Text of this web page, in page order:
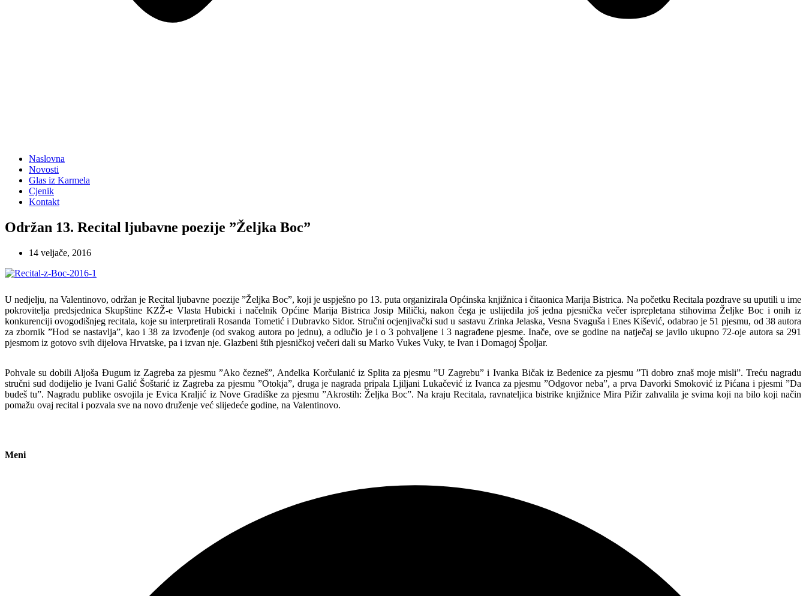
Naslovna
Novosti
Glas iz Karmela
Cjenik
Kontakt
Održan 13. Recital ljubavne poezije ”Željka Boc”
14 veljače, 2016
U nedjelju, na Valentinovo, održan je Recital ljubavne poezije ”Željka Boc”, koji je uspješno po 13. puta organizirala Općinska knjižnica i čitaonica Marija Bistrica. Na početku Recitala pozdrave su uputili u ime
pokrovitelja predsjednica Skupštine KZŽ-e Vlasta Hubicki i načelnik Općine Marija Bistrica Josip Milički, nakon čega je uslijedila još jedna pjesnička večer isprepletana stihovima Željke Boc i onih iz
konkurenciji ovogodišnjeg recitala, koje su interpretirali Rosanda Tometić i Dubravko Sidor. Stručni ocjenjivački sud u sastavu Zrinka Jelaska, Vesna Svaguša i Enes Kišević, odabrao je 51 pjesmu, od 38 autora
za zbornik ”Hod se nastavlja”, kao i 38 za izvođenje (od svakog autora po jednu), a odlučio je i o 3 pohvaljene i 3 nagrađene pjesme. Inače, ove se godine na natječaj se javilo ukupno 72-oje autora sa 291
pjesmom iz gotovo svih dijelova Hrvatske, pa i izvan nje. Glazbeni štih pjesničkoj večeri dali su Marko Vukes Vuky, te Ivan i Domagoj Špoljar.
Pohvale su dobili Aljoša Đugum iz Zagreba za pjesmu ”Ako čezneš”, Anđelka Korčulanić iz Splita za pjesmu ”U Zagrebu” i Ivanka Bičak iz Bedenice za pjesmu ”Ti dobro znaš moje misli”. Treću nagradu
stručni sud dodijelio je Ivani Galić Šoštarić iz Zagreba za pjesmu ”Otokja”, druga je nagrada pripala Ljiljani Lukačević iz Ivanca za pjesmu ”Odgovor neba”, a prva Davorki Smoković iz Pićana i pjesmi ”Da
budeš tu”. Nagradu publike osvojila je Evica Kraljić iz Nove Gradiške za pjesmu ”Akrostih: Željka Boc”. Na kraju Recitala, ravnateljica bistrike knjižnice Mira Pižir zahvalila je svima koji na bilo koji način
pomažu ovaj recital i pozvala sve na novo druženje već slijedeće godine, na Valentinovo.
Meni